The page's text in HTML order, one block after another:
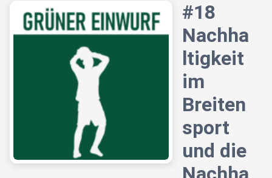
#18
Nachha
ltigkeit
im
Breiten
sport
und die